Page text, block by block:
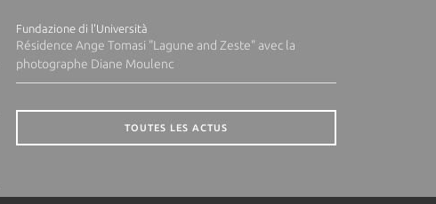
Fundazione di l'Università
Résidence Ange Tomasi "Lagune and Zeste" avec la
photographe Diane Moulenc
TOUTES LES ACTUS